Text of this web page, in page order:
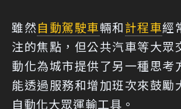
雖然自動駕駛車輛和計程車經
注的焦點，但公共汽車等大眾
動化為城市提供了另一種思考
能透過服務和增加班次來鼓勵
自動化大眾運輸工具。